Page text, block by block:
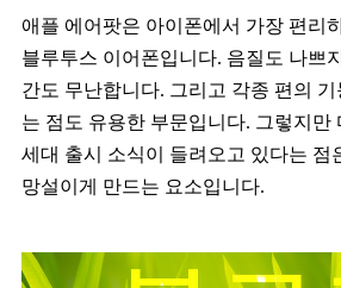
애플 에어팟은 아이폰에서 가장 편리
블루투스 이어폰입니다. 음질도 나쁘
간도 무난합니다. 그리고 각종 편의
는 점도 유용한 부문입니다. 그렇지만
세대 출시 소식이 들려오고 있다는 점
망설이게 만드는 요소입니다.